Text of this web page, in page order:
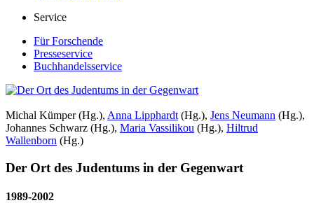
Service
Für Forschende
Presseservice
Buchhandelsservice
Michal Kümper (Hg.), Anna Lipphardt (Hg.), Jens Neumann (Hg.),
Johannes Schwarz (Hg.), Maria Vassilikou (Hg.), Hiltrud
Wallenborn (Hg.)
Der Ort des Judentums in der Gegenwart
1989-2002